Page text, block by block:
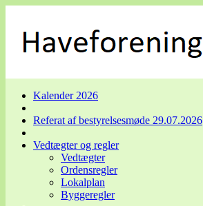
Kalender 2026
Referat af bestyrelsesmøde 29.07.2026
Vedtægter og regler
Vedtægter
Ordensregler
Lokalplan
Byggeregler